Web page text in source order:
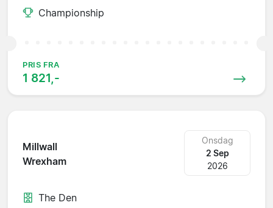
Championship
PRIS FRA
1 821,-
Millwall
Wrexham
Onsdag
2 Sep
2026
The Den